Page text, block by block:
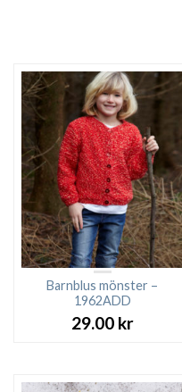
Barnblus mönster –
1962ADD
29.00 kr